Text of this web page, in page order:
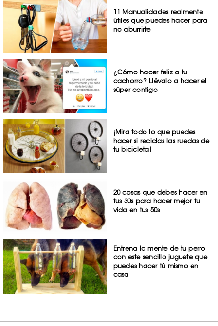
11 Manualidades realmente
útiles que puedes hacer para
no aburrirte
¿Cómo hacer feliz a tu
cachorro? Llévalo a hacer el
súper contigo
¡Mira todo lo que puedes
hacer si reciclas las ruedas de
tu bicicleta!
20 cosas que debes hacer en
tus 30s para hacer mejor tu
vida en tus 50s
Entrena la mente de tu perro
con este sencillo juguete que
puedes hacer tú mismo en
casa